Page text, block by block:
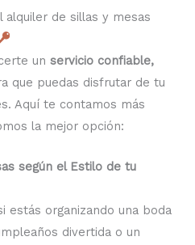
alquiler de sillas y mesas
unservicio confiable,
que puedas disfrutar de tu
Aquí te contamos más
la mejor opción:
según el Estilo de tu
estás organizando una boda
divertida o un